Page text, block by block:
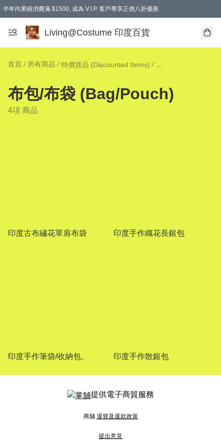
半年內累積消費滿 $1500, 成為 V.I.P. 客戶專享正價八折優惠
滿$600免本地運費
Living@Costume 印度百貨
首頁 / 所有商品 / 特價貨品 (Discounted Items) / 布包/布袋 (Bag/
布包/布袋 (Bag/Pouch)
4項 商品
印度古布繡花單肩布袋 印度手作織花長銀包
印度手作筆袋/收納包。 印度手作散銀包
提供電子商貿服務
商舖 退貨及退款政策
提出意見